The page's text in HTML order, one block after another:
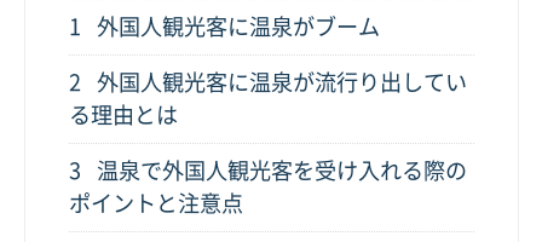
1 外国人観光客に温泉がブーム
2
外国人観光客に温泉が流行り出してい
る理由とは
3
温泉で外国人観光客を受け入れる際の
ポイントと注意点